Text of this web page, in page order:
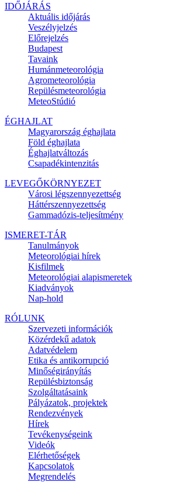
IDŐJÁRÁS
Aktuális időjárás
Veszélyjelzés
Előrejelzés
Budapest
Tavaink
Humánmeteorológia
Agrometeorológia
Repülésmeteorológia
MeteoStúdió
ÉGHAJLAT
Magyarország éghajlata
Föld éghajlata
Éghajlatváltozás
Csapadékintenzitás
LEVEGŐKÖRNYEZET
Városi légszennyezettség
Háttérszennyezettség
Gammadózis-teljesítmény
ISMERET-TÁR
Tanulmányok
Meteorológiai hírek
Kisfilmek
Meteorológiai alapismeretek
Kiadványok
Nap-hold
RÓLUNK
Szervezeti információk
Közérdekű adatok
Adatvédelem
Etika és antikorrupció
Minőségirányítás
Repülésbiztonság
Szolgáltatásaink
Pályázatok, projektek
Rendezvények
Hírek
Tevékenységeink
Videók
Elérhetőségek
Kapcsolatok
Megrendelés